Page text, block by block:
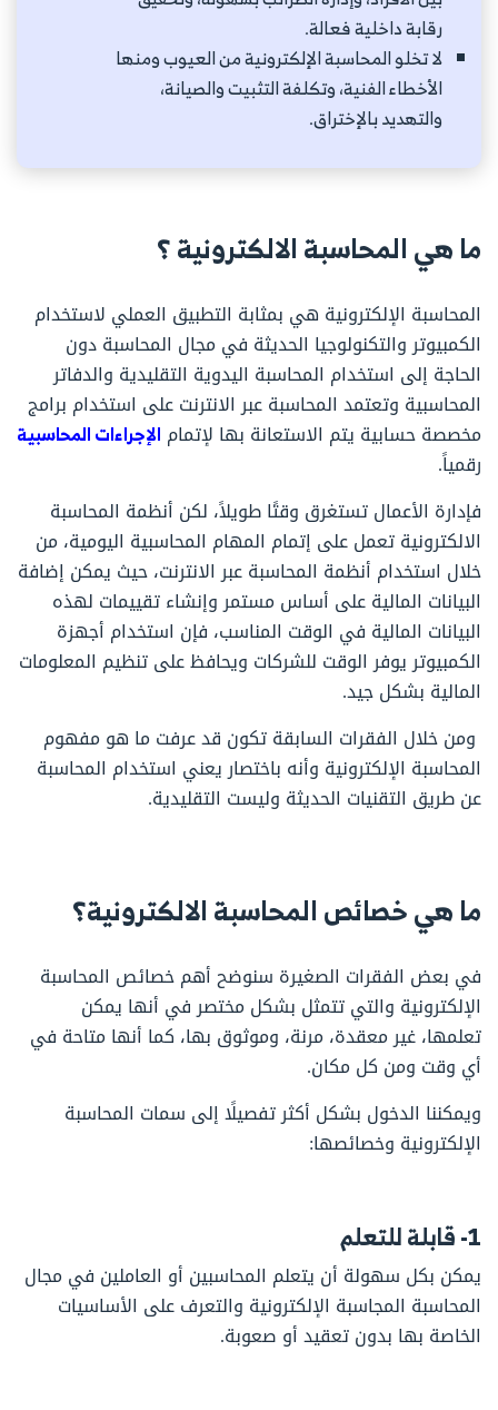
رقابة داخلية فعالة.
لا تخلو المحاسبة الإلكترونية من العيوب ومنها
الأخطاء الفنية، وتكلفة التثبيت والصيانة،
والتهديد بالإختراق.
ما هي المحاسبة الالكترونية ؟
المحاسبة الإلكترونية هي بمثابة التطبيق العملي لاستخدام
الكمبيوتر والتكنولوجيا الحديثة في مجال المحاسبة دون
الحاجة إلى استخدام المحاسبة اليدوية التقليدية والدفاتر
المحاسبية وتعتمد المحاسبة عبر الانترنت على استخدام برامج
مخصصة حسابية يتم الاستعانة بها لإتمام الإجراءات المحاسبية
رقمياً.
فإدارة الأعمال تستغرق وقتًا طويلاً، لكن أنظمة المحاسبة
الالكترونية تعمل على إتمام المهام المحاسبية اليومية، من
خلال استخدام أنظمة المحاسبة عبر الانترنت، حيث يمكن إضافة
البيانات المالية على أساس مستمر وإنشاء تقييمات لهذه
البيانات المالية في الوقت المناسب، فإن استخدام أجهزة
الكمبيوتر يوفر الوقت للشركات ويحافظ على تنظيم المعلومات
المالية بشكل جيد.
ومن خلال الفقرات السابقة تكون قد عرفت ما هو مفهوم
المحاسبة الإلكترونية وأنه باختصار يعني استخدام المحاسبة
عن طريق التقنيات الحديثة وليست التقليدية.
ما هي خصائص المحاسبة الالكترونية؟
في بعض الفقرات الصغيرة سنوضح أهم خصائص المحاسبة
الإلكترونية والتي تتمثل بشكل مختصر في أنها يمكن
تعلمها، غير معقدة، مرنة، وموثوق بها، كما أنها متاحة في
أي وقت ومن كل مكان.
ويمكننا الدخول بشكل أكثر تفصيلًا إلى سمات المحاسبة
الإلكترونية وخصائصها:
1- قابلة للتعلم
يمكن بكل سهولة أن يتعلم المحاسبين أو العاملين في مجال
المحاسبة المجاسبة الإلكترونية والتعرف على الأساسيات
الخاصة بها بدون تعقيد أو صعوبة.